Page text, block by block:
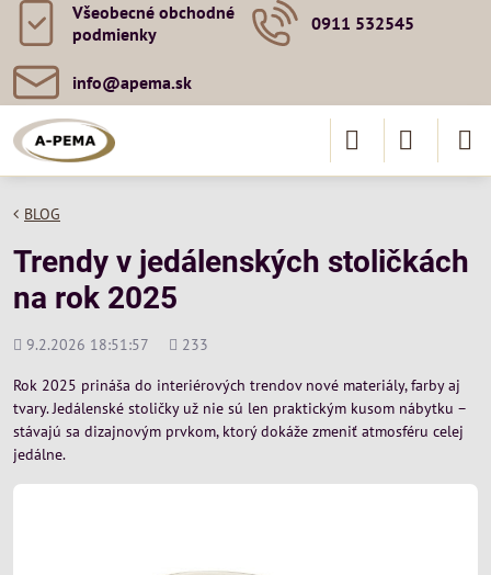
Všeobecné obchodné
podmienky
0911 532545
info​@apema​.sk
BLOG
Trendy v jedálenských stoličkách
na rok 2025
Pridané
9.2.2026 18:51:57
Počet
233
Rok 2025 prináša do interiérových trendov nové materiály, farby aj
tvary. Jedálenské stoličky už nie sú len praktickým kusom nábytku –
stávajú sa dizajnovým prvkom, ktorý dokáže zmeniť atmosféru celej
jedálne.